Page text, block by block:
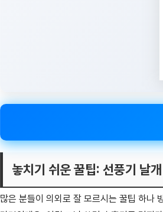
놓치기 쉬운 꿀팁: 선풍기 날
많은 분들이 의외로 잘 모르시는 꿀팁 하나